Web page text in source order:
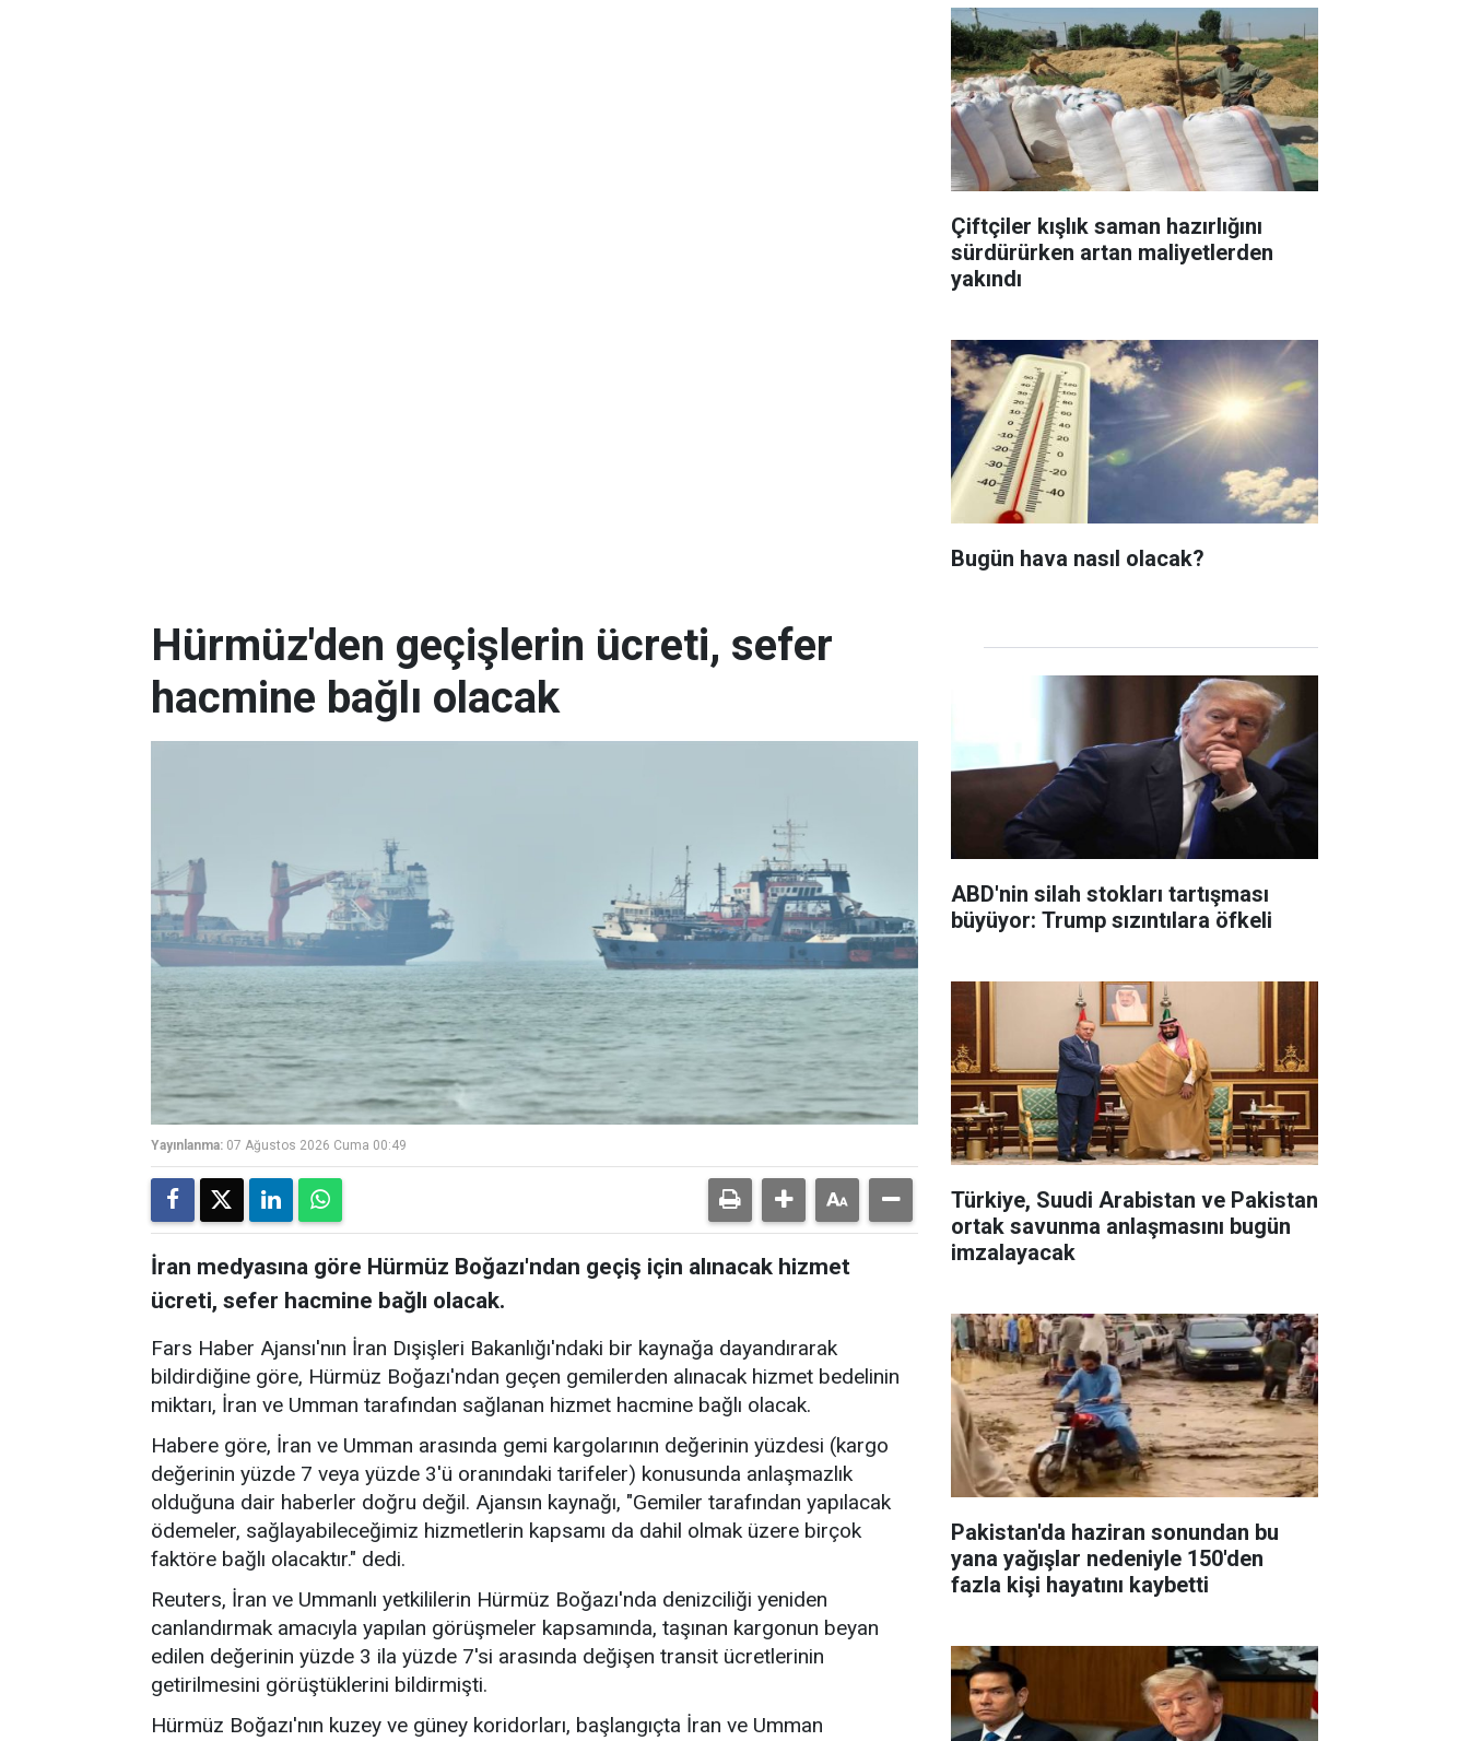
Çiftçiler kışlık saman hazırlığını
sürdürürken artan maliyetlerden
yakındı
Bugün hava nasıl olacak?
Hürmüz'den geçişlerin ücreti, sefer
hacmine bağlı olacak
Yayınlanma: 07 Ağustos 2026 Cuma 00:49
İran medyasına göre Hürmüz Boğazı'ndan geçiş için alınacak hizmet
ücreti, sefer hacmine bağlı olacak.
Fars Haber Ajansı'nın İran Dışişleri Bakanlığı'ndaki bir kaynağa dayandırarak
bildirdiğine göre, Hürmüz Boğazı'ndan geçen gemilerden alınacak hizmet bedelinin
miktarı, İran ve Umman tarafından sağlanan hizmet hacmine bağlı olacak.
Habere göre, İran ve Umman arasında gemi kargolarının değerinin yüzdesi (kargo
değerinin yüzde 7 veya yüzde 3'ü oranındaki tarifeler) konusunda anlaşmazlık
olduğuna dair haberler doğru değil. Ajansın kaynağı, "Gemiler tarafından yapılacak
ödemeler, sağlayabileceğimiz hizmetlerin kapsamı da dahil olmak üzere birçok
faktöre bağlı olacaktır." dedi.
Reuters, İran ve Ummanlı yetkililerin Hürmüz Boğazı'nda denizciliği yeniden
canlandırmak amacıyla yapılan görüşmeler kapsamında, taşınan kargonun beyan
edilen değerinin yüzde 3 ila yüzde 7'si arasında değişen transit ücretlerinin
getirilmesini görüştüklerini bildirmişti.
Hürmüz Boğazı'nın kuzey ve güney koridorları, başlangıçta İran ve Umman
ABD'nin silah stokları tartışması
büyüyor: Trump sızıntılara öfkeli
Türkiye, Suudi Arabistan ve Pakistan
ortak savunma anlaşmasını bugün
imzalayacak
Pakistan'da haziran sonundan bu
yana yağışlar nedeniyle 150'den
fazla kişi hayatını kaybetti